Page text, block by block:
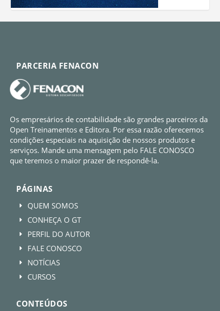
PARCERIA FENACON
Os empresários de contabilidade são grandes parceiros da
Open Treinamentos e Editora. Por essa razão oferecemos
condições especiais na aquisição de nossos produtos e
serviços. Mande uma mensagem pelo FALE CONOSCO
que teremos o maior prazer de respondê-la.
PÁGINAS
E QUEM SOMOS
E CONHEÇA O GT
E PERFIL DO AUTOR
E FALE CONOSCO
E NOTÍCIAS
E CURSOS
CONTEÚDOS